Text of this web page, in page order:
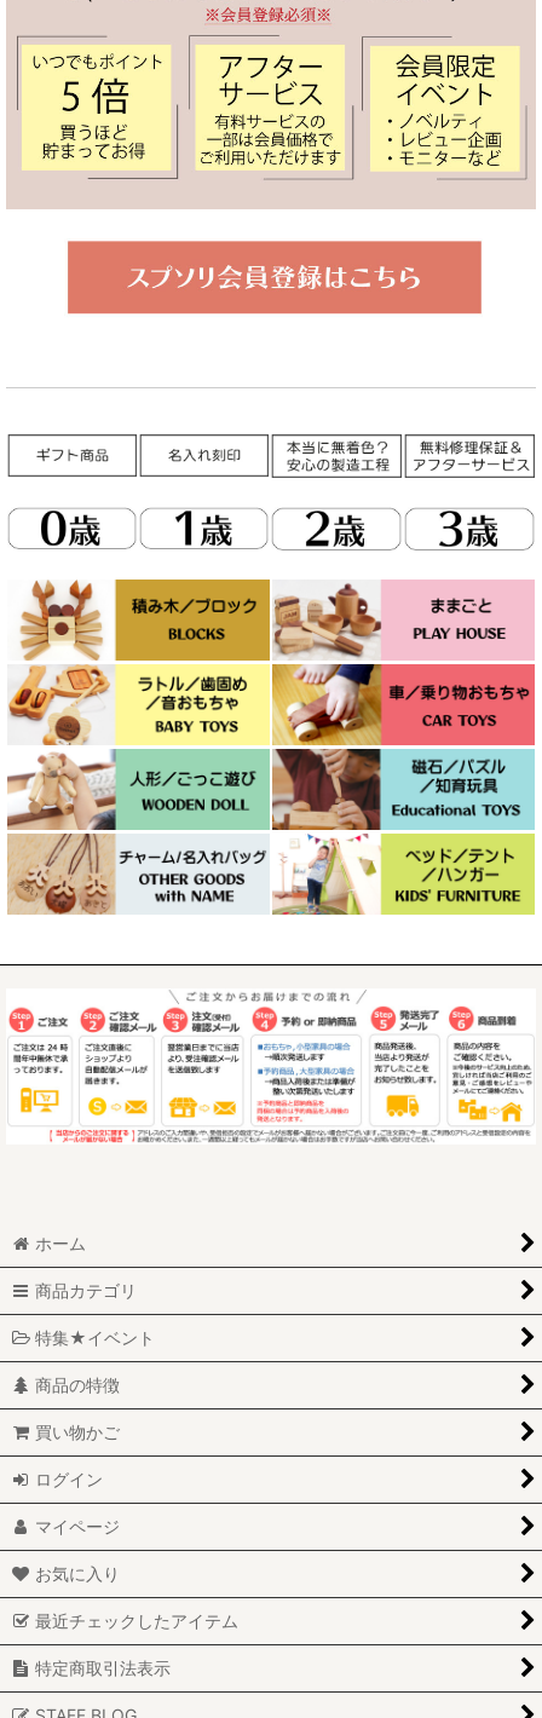
ホーム
商品カテゴリ
特集★イベント
商品の特徴
買い物かご
ログイン
マイページ
お気に入り
最近チェックしたアイテム
特定商取引法表示